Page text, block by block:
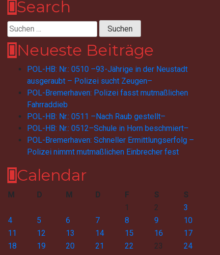
Search
Suchen
nach:
Neueste Beiträge
POL-HB: Nr.: 0510 –93-Jährige in der Neustadt
ausgeraubt – Polizei sucht Zeugen–
POL-Bremerhaven: Polizei fasst mutmaßlichen
Fahrraddieb
POL-HB: Nr.: 0511 –Nach Raub gestellt–
POL-HB: Nr.: 0512–Schule in Horn beschmiert–
POL-Bremerhaven: Schneller Ermittlungserfolg –
Polizei nimmt mutmaßlichen Einbrecher fest
Calendar
M D M D F S
S
1
2
3
4
5 6 7 8 9
10
11
12 13 14 15 16
17
18
19 20 21 22 23
24